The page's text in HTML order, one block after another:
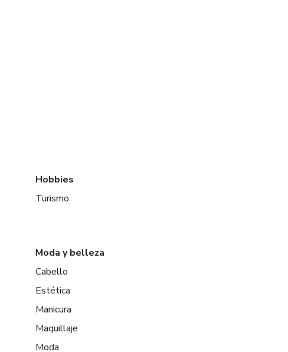
Hobbies
Turismo
Moda y belleza
Cabello
Estética
Manicura
Maquillaje
Moda